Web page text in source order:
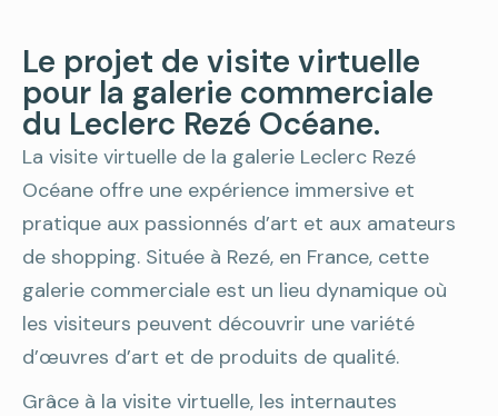
Le projet de visite virtuelle
pour la galerie commerciale
du Leclerc Rezé Océane.
La visite virtuelle de la galerie Leclerc Rezé
Océane offre une expérience immersive et
pratique aux passionnés d’art et aux amateurs
de shopping. Située à Rezé, en France, cette
galerie commerciale est un lieu dynamique où
les visiteurs peuvent découvrir une variété
d’œuvres d’art et de produits de qualité.
Grâce à la visite virtuelle, les internautes